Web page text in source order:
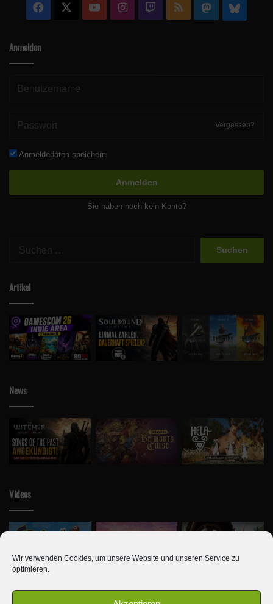
Wir verwenden Cookies, um unsere Website und unseren Service zu
optimieren.
Facebook YouTubeInstagram
Twitch RSS Mastodon
Anmelden
Vergessen?
Anmeldedaten speichern
Anmelden
Sie haben noch kein Konto?
Artikel
News
Videos